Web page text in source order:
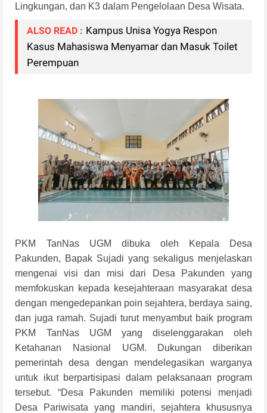
Lingkungan, dan K3 dalam Pengelolaan Desa Wisata.
ALSO READ : Kampus Unisa Yogya Respon
Kasus Mahasiswa Menyamar dan Masuk Toilet
Perempuan
PKM TanNasUGM dibuka oleh Kepala Desa
Pakunden, Bapak Sujadi yang sekaligus menjelaskan
mengenai visi dan misi dari Desa Pakunden yang
memfokuskan kepada kesejahteraan masyarakat desa
dengan mengedepankan poin sejahtera, berdaya saing,
dan juga ramah. Sujadi turut menyambut baik program
PKM TanNasUGM yang diselenggarakan oleh
Ketahanan Nasional UGM. Dukungan diberikan
pemerintah desa dengan mendelegasikan warganya
untuk ikut berpartisipasi dalam pelaksanaan program
tersebut. “Desa Pakunden memiliki potensi menjadi
Desa Pariwisata yang mandiri, sejahtera khususnya